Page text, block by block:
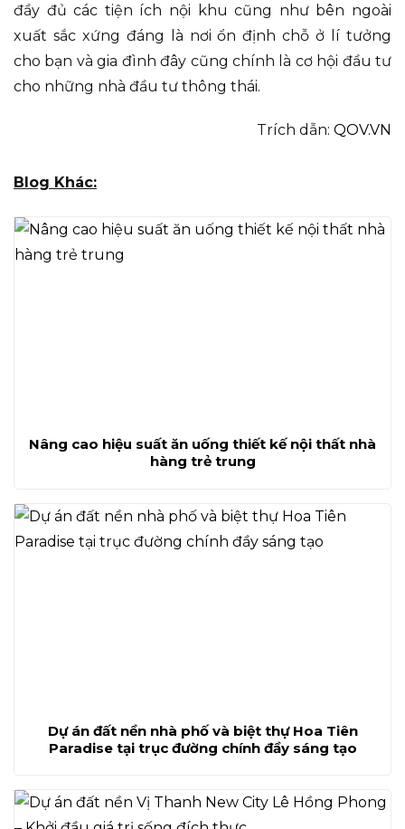
đầy đủ các tiện ích nội khu cũng như bên ngoài
xuất sắc xứng đáng là nơi ổn định chỗ ở lí tưởng
cho bạn và gia đình đây cũng chính là cơ hội đầu tư
cho những nhà đầu tư thông thái.
Trích dẫn: QOV.VN
Blog Khác:
Nâng cao hiệu suất ăn uống thiết kế nội thất nhà
hàng trẻ trung
Dự án đất nền nhà phố và biệt thự Hoa Tiên
Paradise tại trục đường chính đầy sáng tạo